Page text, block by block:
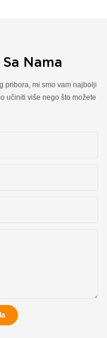
Nama
pribora, mi smo vam najbolji
učiniti više nego što možete